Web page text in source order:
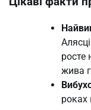
росте
жива
роках